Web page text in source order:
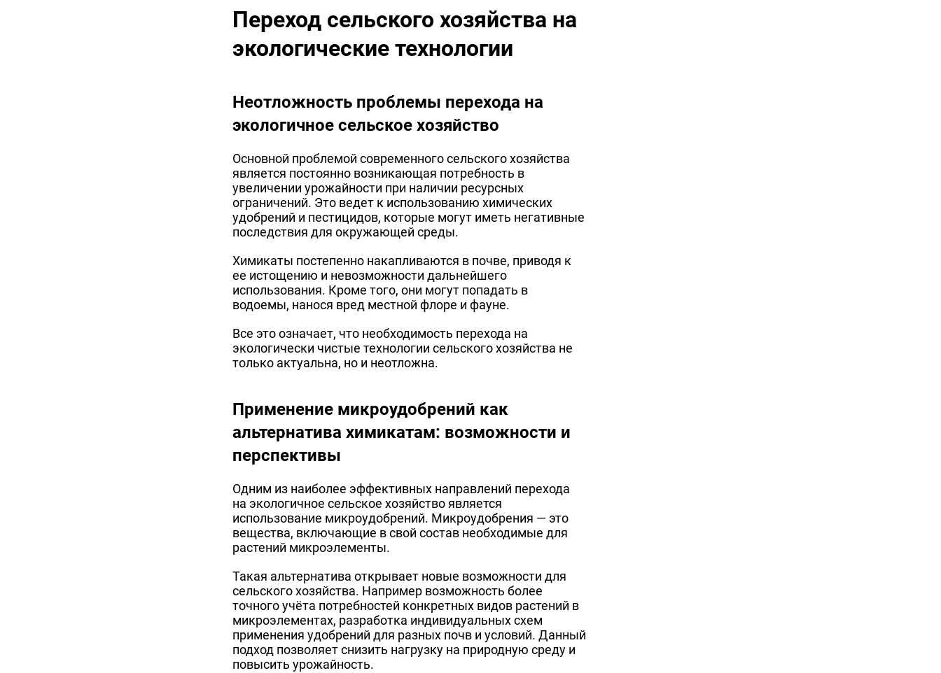
Переход сельского хозяйства на
экологические технологии
Неотложность проблемы перехода на
экологичное сельское хозяйство
Основной проблемой современного сельского хозяйства
является постоянно возникающая потребность в
увеличении урожайности при наличии ресурсных
ограничений. Это ведет к использованию химических
удобрений и пестицидов, которые могут иметь негативные
последствия для окружающей среды.
Химикаты постепенно накапливаются в почве, приводя к
ее истощению и невозможности дальнейшего
использования. Кроме того, они могут попадать в
водоемы, нанося вред местной флоре и фауне.
Все это означает, что необходимость перехода на
экологически чистые технологии сельского хозяйства не
только актуальна, но и неотложна.
Применение микроудобрений как
альтернатива химикатам: возможности и
перспективы
Одним из наиболее эффективных направлений перехода
на экологичное сельское хозяйство является
использование микроудобрений. Микроудобрения — это
вещества, включающие в свой состав необходимые для
растений микроэлементы.
Такая альтернатива открывает новые возможности для
сельского хозяйства. Например возможность более
точного учёта потребностей конкретных видов растений в
микроэлементах, разработка индивидуальных схем
применения удобрений для разных почв и условий. Данный
подход позволяет снизить нагрузку на природную среду и
повысить урожайность.